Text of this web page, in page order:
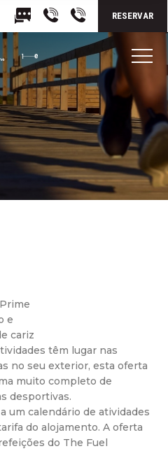
RESERVAR
e
cariz
têm lugar nas
no seu exterior, esta oferta
muito completo de
desportivas.
um calendário de atividades
do alojamento. A oferta
do The Fuel